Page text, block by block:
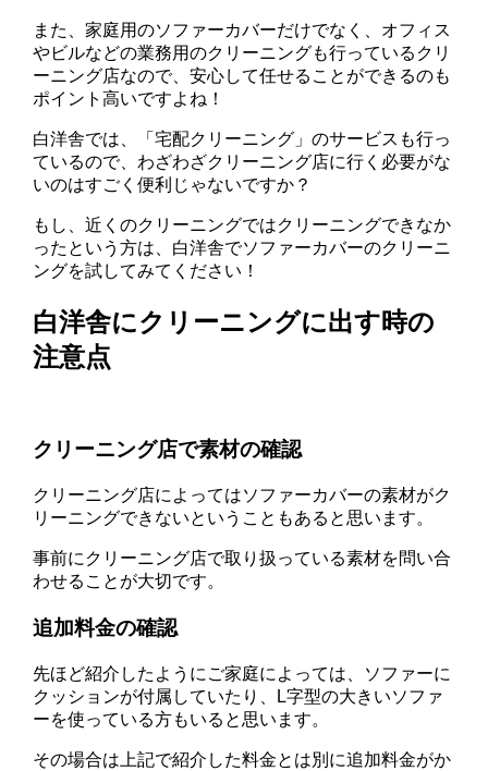
また、家庭用のソファーカバーだけでなく、オフィス
やビルなどの業務用のクリーニングも行っているクリ
ーニング店なので、安心して任せることができるのも
ポイント高いですよね！
白洋舎では、「宅配クリーニング」のサービスも行っ
ているので、わざわざクリーニング店に行く必要がな
いのはすごく便利じゃないですか？
もし、近くのクリーニングではクリーニングできなか
ったという方は、白洋舎でソファーカバーのクリーニ
ングを試してみてください！
白洋舎にクリーニングに出す時の
注意点
クリーニング店で素材の確認
クリーニング店によってはソファーカバーの素材がク
リーニングできないということもあると思います。
事前にクリーニング店で取り扱っている素材を問い合
わせることが大切です。
追加料金の確認
先ほど紹介したようにご家庭によっては、ソファーに
クッションが付属していたり、L字型の大きいソファ
ーを使っている方もいると思います。
その場合は上記で紹介した料金とは別に追加料金がか